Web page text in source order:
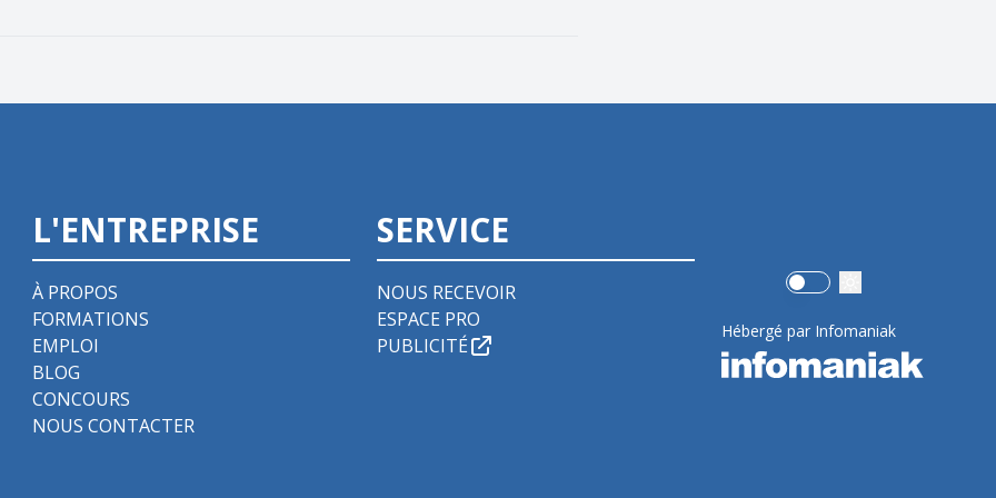
L'ENTREPRISE
À PROPOS
FORMATIONS
EMPLOI
BLOG
CONCOURS
NOUS CONTACTER
SERVICE
NOUS RECEVOIR
ESPACE PRO
PUBLICITÉ
Use setting
Hébergé par Infomaniak